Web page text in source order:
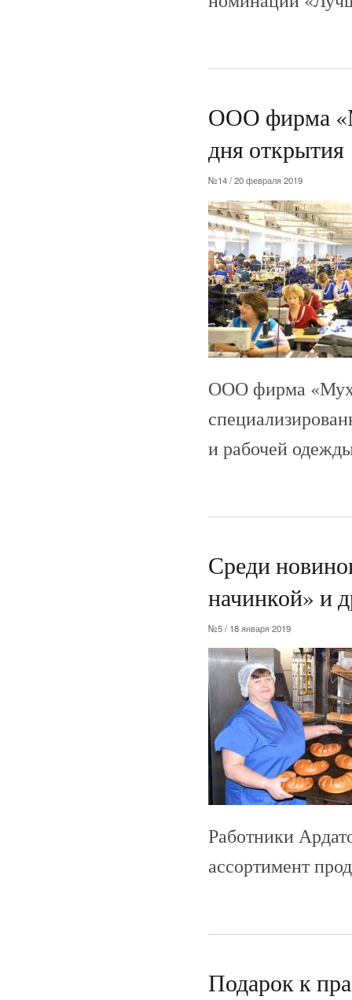
ООО фирма
дня открытия
№14 / 20 февраля 2019
ООО фирма
и рабочей
Среди
начинкой» и
№5 / 18 января 2019
Работники
ассортимент
Подарок к